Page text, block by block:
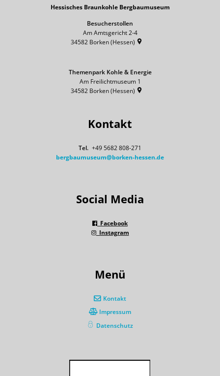
Hessisches Braunkohle Bergbaumuseum
Besucherstollen
Am Amtsgericht 2-4
34582 Borken (Hessen)
Themenpark Kohle & Energie
Am Freilichtmuseum 1
34582 Borken (Hessen)
Kontakt
+49 5682 808-271
bergbaumuseum@borken-hessen.de
Social Media
Facebook
Instagram
Menü
Kontakt
Impressum
Datenschutz